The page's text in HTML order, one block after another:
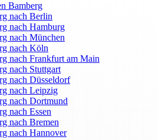
Bamberg
nach Berlin
nach Hamburg
nach München
nach Köln
nach Frankfurt am Main
nach Stuttgart
nach Düsseldorf
nach Leipzig
nach Dortmund
nach Essen
nach Bremen
nach Hannover